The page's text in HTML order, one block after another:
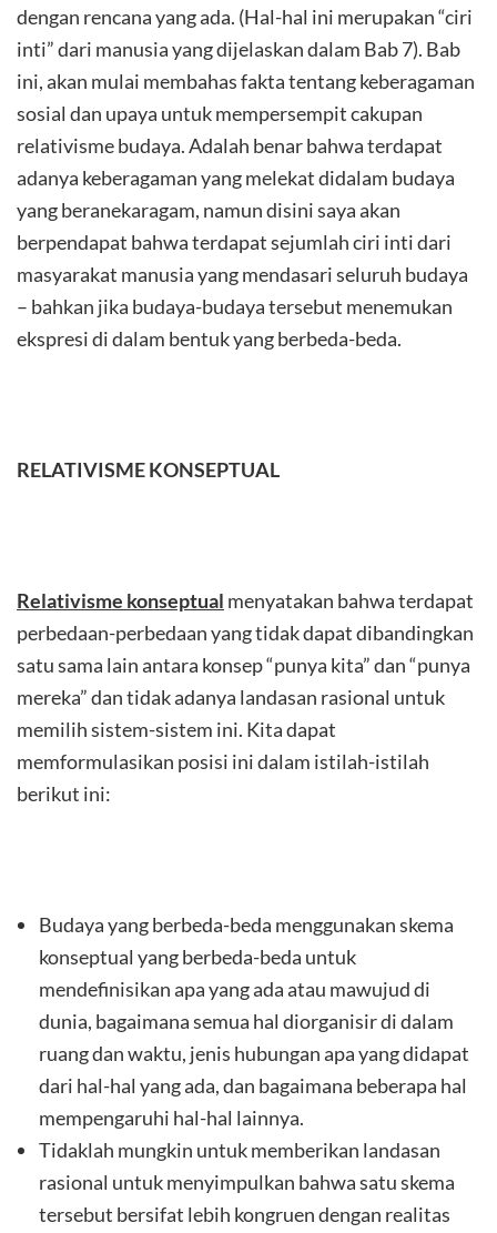
dengan rencana yang ada. (Hal-hal ini merupakan “ciri
inti” dari manusia yang dijelaskan dalam Bab 7). Bab
ini, akan mulai membahas fakta tentang keberagaman
sosial dan upaya untuk mempersempit cakupan
relativisme budaya. Adalah benar bahwa terdapat
adanya keberagaman yang melekat didalam budaya
yang beranekaragam, namun disini saya akan
berpendapat bahwa terdapat sejumlah ciri inti dari
masyarakat manusia yang mendasari seluruh budaya
– bahkan jika budaya-budaya tersebut menemukan
ekspresi di dalam bentuk yang berbeda-beda.
RELATIVISME KONSEPTUAL
Relativisme konseptual menyatakan bahwa terdapat
perbedaan-perbedaan yang tidak dapat dibandingkan
satu sama lain antara konsep “punya kita” dan “punya
mereka” dan tidak adanya landasan rasional untuk
memilih sistem-sistem ini. Kita dapat
memformulasikan posisi ini dalam istilah-istilah
berikut ini:
Budaya yang berbeda-beda menggunakan skema
konseptual yang berbeda-beda untuk
mendefinisikan apa yang ada atau mawujud di
dunia, bagaimana semua hal diorganisir di dalam
ruang dan waktu, jenis hubungan apa yang didapat
dari hal-hal yang ada, dan bagaimana beberapa hal
mempengaruhi hal-hal lainnya.
Tidaklah mungkin untuk memberikan landasan
rasional untuk menyimpulkan bahwa satu skema
tersebut bersifat lebih kongruen dengan realitas